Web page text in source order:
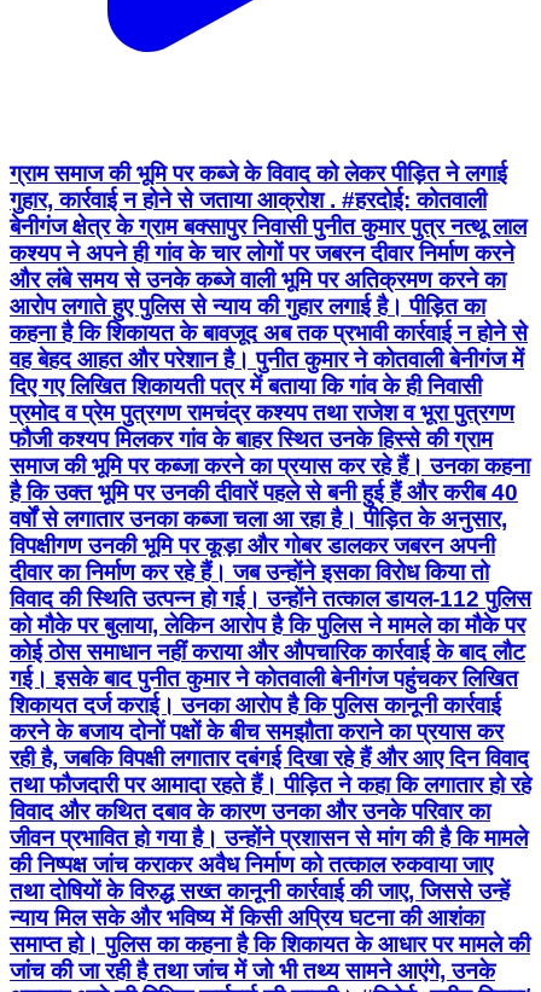
ग्राम समाज की भूमि पर कब्जे के विवाद को लेकर पीड़ित ने लगाई
गुहार, कार्रवाई न होने से जताया आक्रोश . #हरदोई: कोतवाली
आरोप लगाते हुए पुलिस से न्याय की गुहार लगाई है। पीड़ित का
कहना है कि शिकायत के बावजूद अब तक प्रभावी कार्रवाई न होने से
वह बेहद आहत और परेशान है। पुनीत कुमार ने कोतवाली बेनीगंज में
दिए गए लिखित शिकायती पत्र में बताया कि गांव के ही निवासी
प्रमोद व प्रेम पुत्रगण रामचंद्र कश्यप तथा राजेश व भूरा पुत्रगण
फौजी कश्यप मिलकर गांव के बाहर स्थित उनके हिस्से की ग्राम
समाज की भूमि पर कब्जा करने का प्रयास कर रहे हैं। उनका कहना
है कि उक्त भूमि पर उनकी दीवारें पहले से बनी हुई हैं और करीब 40
वर्षों से लगातार उनका कब्जा चला आ रहा है। पीड़ित के अनुसार,
विपक्षीगण उनकी भूमि पर कूड़ा और गोबर डालकर जबरन अपनी
दीवार का निर्माण कर रहे हैं। जब उन्होंने इसका विरोध किया तो
विवाद की स्थिति उत्पन्न हो गई। उन्होंने तत्काल डायल-112 पुलिस
को मौके पर बुलाया, लेकिन आरोप है कि पुलिस ने मामले का मौके पर
कोई ठोस समाधान नहीं कराया और औपचारिक कार्रवाई के बाद लौट
गई। इसके बाद पुनीत कुमार ने कोतवाली बेनीगंज पहुंचकर लिखित
शिकायत दर्ज कराई। उनका आरोप है कि पुलिस कानूनी कार्रवाई
करने के बजाय दोनों पक्षों के बीच समझौता कराने का प्रयास कर
रही है, जबकि विपक्षी लगातार दबंगई दिखा रहे हैं और आए दिन विवाद
तथा फौजदारी पर आमादा रहते हैं। पीड़ित ने कहा कि लगातार हो रहे
विवाद और कथित दबाव के कारण उनका और उनके परिवार का
जीवन प्रभावित हो गया है। उन्होंने प्रशासन से मांग की है कि मामले
की निष्पक्ष जांच कराकर अवैध निर्माण को तत्काल रुकवाया जाए
तथा दोषियों के विरुद्ध सख्त कानूनी कार्रवाई की जाए, जिससे उन्हें
न्याय मिल सके और भविष्य में किसी अप्रिय घटना की आशंका
समाप्त हो। पुलिस का कहना है कि शिकायत के आधार पर मामले की
जांच की जा रही है तथा जांच में जो भी तथ्य सामने आएंगे, उनके
अनुसार आगे की विधिक कार्रवाई की जाएगी। #रिपोर्ट: पुनीत मिश्रा/
बेनीगंज
Hardoi, Hardoi | Aug 6, 2026
T&CPrivacy PolicyContact UsIPR